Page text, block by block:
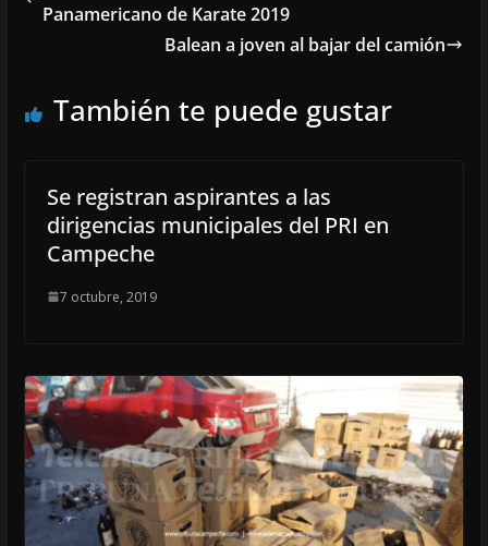
Panamericano de Karate 2019
Balean a joven al bajar del camión
También te puede gustar
Se registran aspirantes a las
dirigencias municipales del PRI en
Campeche
7 octubre, 2019